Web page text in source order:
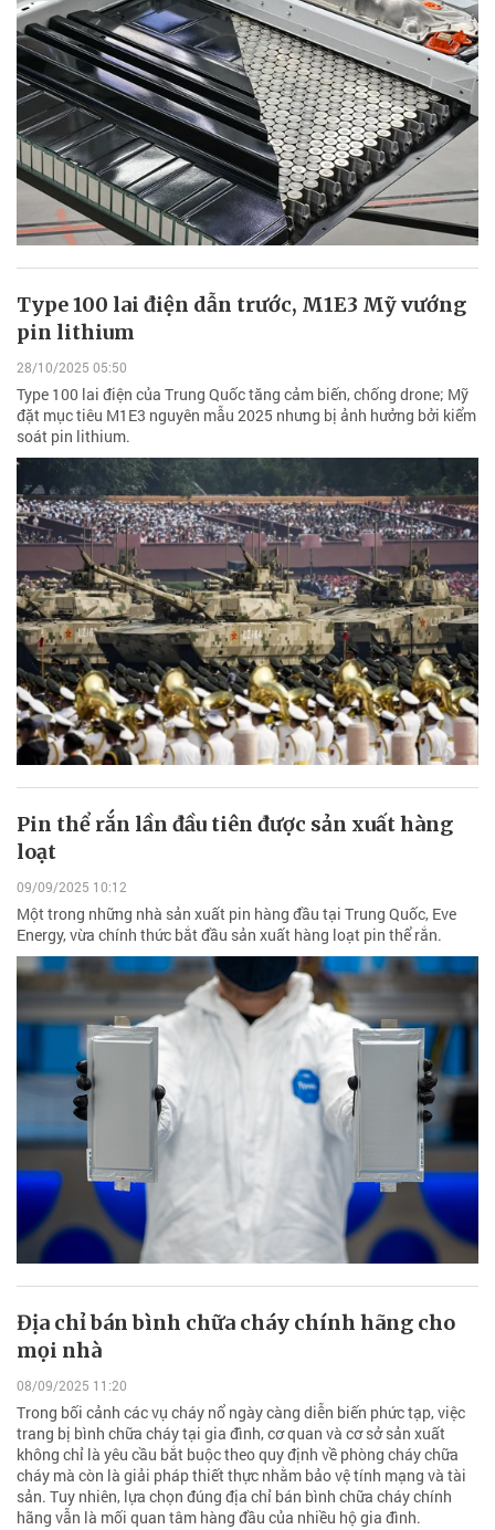
Type 100 lai điện dẫn trước, M1E3 Mỹ vướng
pin lithium
28/10/2025 05:50
Type 100 lai điện của Trung Quốc tăng cảm biến, chống drone; Mỹ
đặt mục tiêu M1E3 nguyên mẫu 2025 nhưng bị ảnh hưởng bởi kiểm
soát pin lithium.
Pin thể rắn lần đầu tiên được sản xuất hàng
loạt
09/09/2025 10:12
Một trong những nhà sản xuất pin hàng đầu tại Trung Quốc, Eve
Energy, vừa chính thức bắt đầu sản xuất hàng loạt pin thể rắn.
Địa chỉ bán bình chữa cháy chính hãng cho
mọi nhà
08/09/2025 11:20
Trong bối cảnh các vụ cháy nổ ngày càng diễn biến phức tạp, việc
trang bị bình chữa cháy tại gia đình, cơ quan và cơ sở sản xuất
không chỉ là yêu cầu bắt buộc theo quy định về phòng cháy chữa
cháy mà còn là giải pháp thiết thực nhằm bảo vệ tính mạng và tài
sản. Tuy nhiên, lựa chọn đúng địa chỉ bán bình chữa cháy chính
hãng vẫn là mối quan tâm hàng đầu của nhiều hộ gia đình.